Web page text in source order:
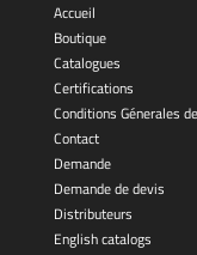
Accueil
Boutique
Catalogues
Certifications
Conditions Génerales
Contact
Demande
Demande de devis
Distributeurs
English catalogs